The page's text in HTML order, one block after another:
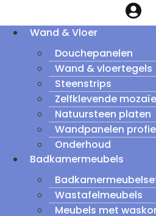
Wand & Vloer
Douchepanelen
Wand & vloertegels
Steenstrips
Zelfklevende
Natuursteen platen
Wandpanelen
Onderhoud
Badkamermeubels
Wastafelmeubels
Meubels met